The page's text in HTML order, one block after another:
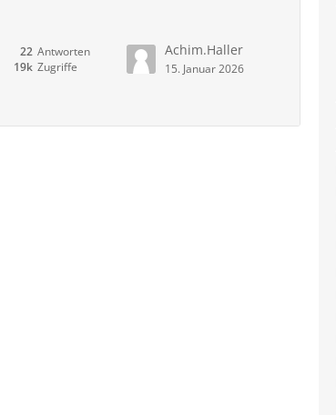
Antworten
22
Zugriffe
19k
Achim.Haller
15. Januar 2026